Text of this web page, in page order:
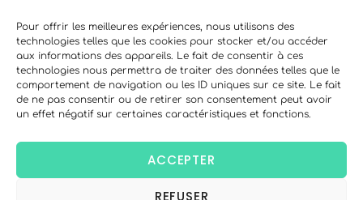
Pour offrir les meilleures expériences, nous utilisons des
technologies telles que les cookies pour stocker et/ou accéder
aux informations des appareils. Le fait de consentir à ces
technologies nous permettra de traiter des données telles que le
comportement de navigation ou les ID uniques sur ce site. Le fait
de ne pas consentir ou de retirer son consentement peut avoir
un effet négatif sur certaines caractéristiques et fonctions.
ACCEPTER
REFUSER
30 rue Edouard Richard
68000 Colmar
Téléphone